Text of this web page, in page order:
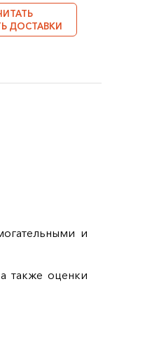
ДОСТАВКИ
и
также оценки